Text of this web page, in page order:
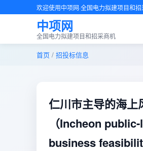
欢迎使用中项网·全国电力拟建项目和
中项网
全国电力拟建项目和招采商机
首页 / 招投标信息
仁川市主导的海上
（Incheon
business